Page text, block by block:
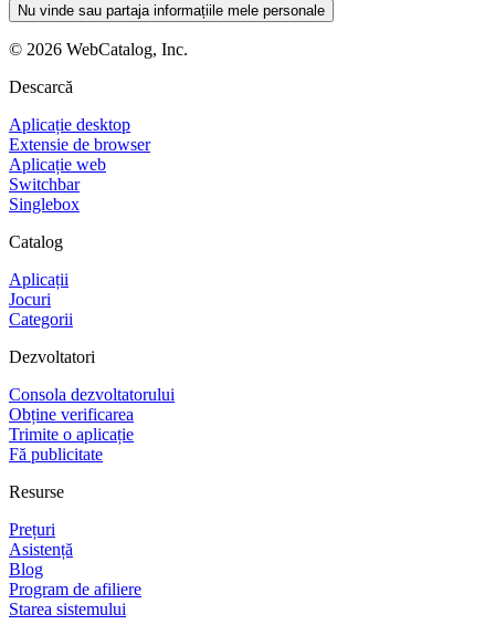
Nu vinde sau partaja informațiile mele personale
© 2026 WebCatalog, Inc.
Descarcă
Aplicație desktop
Extensie de browser
Aplicație web
Switchbar
Singlebox
Catalog
Aplicații
Jocuri
Categorii
Dezvoltatori
Consola dezvoltatorului
Obține verificarea
Trimite o aplicație
Fă publicitate
Resurse
Prețuri
Asistență
Blog
Program de afiliere
Starea sistemului